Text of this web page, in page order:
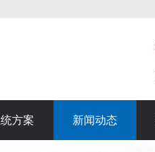
方案 新闻动态